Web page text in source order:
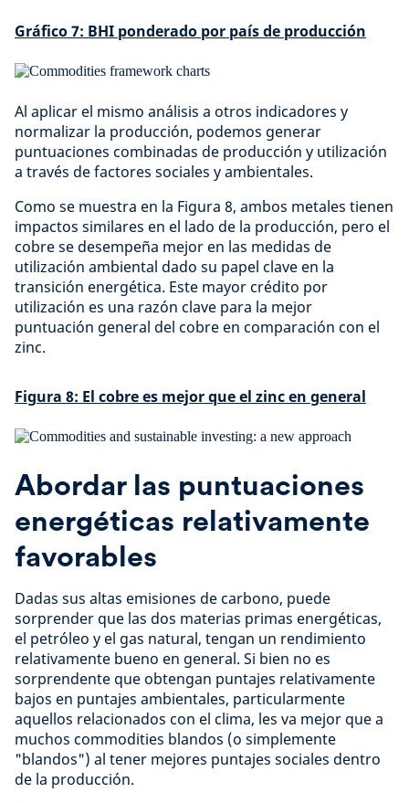
Gráfico 7: BHI ponderado por país de producción
Al aplicar el mismo análisis a otros indicadores y
normalizar la producción, podemos generar
puntuaciones combinadas de producción y utilización
a través de factores sociales y ambientales.
Como se muestra en la Figura 8, ambos metales tienen
impactos similares en el lado de la producción, pero el
cobre se desempeña mejor en las medidas de
utilización ambiental dado su papel clave en la
transición energética. Este mayor crédito por
utilización es una razón clave para la mejor
puntuación general del cobre en comparación con el
zinc.
Figura 8: El cobre es mejor que el zinc en general
Abordar las puntuaciones
energéticas relativamente
favorables
Dadas sus altas emisiones de carbono, puede
sorprender que las dos materias primas energéticas,
el petróleo y el gas natural, tengan un rendimiento
relativamente bueno en general. Si bien no es
sorprendente que obtengan puntajes relativamente
bajos en puntajes ambientales, particularmente
aquellos relacionados con el clima, les va mejor que a
muchos commodities blandos (o simplemente
"blandos") al tener mejores puntajes sociales dentro
de la producción.